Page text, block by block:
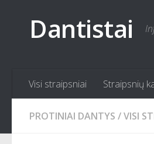
Dantistai
Visi straipsniai Straipsnių
PROTINIAI DANTYS /VISI